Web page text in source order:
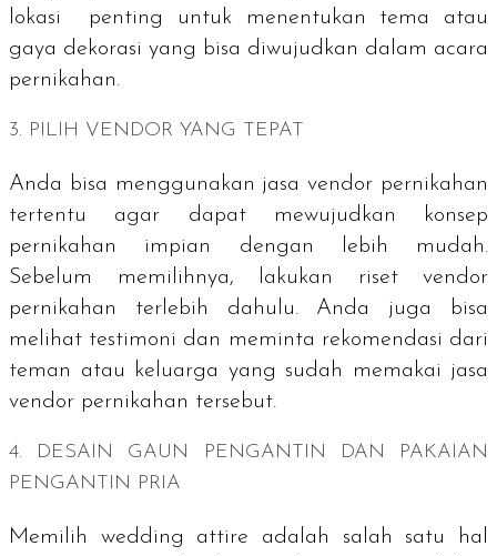
lokasi penting untuk menentukan tema atau
gaya dekorasi yang bisa diwujudkan dalam acara
pernikahan.
3. PILIH VENDOR YANG TEPAT
Anda bisa menggunakan jasa vendor pernikahan
tertentu agar dapat mewujudkan konsep
pernikahan impian dengan lebih mudah.
Sebelum memilihnya, lakukan riset vendor
pernikahan terlebih dahulu. Anda juga bisa
melihat testimoni dan meminta rekomendasi dari
teman atau keluarga yang sudah memakai jasa
vendor pernikahan tersebut.
4. DESAIN GAUN PENGANTIN DAN PAKAIAN
PENGANTIN PRIA
Memilih wedding attire adalah salah satu hal